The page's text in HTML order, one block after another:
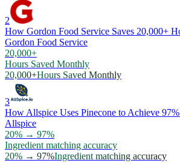
2
How Gordon Food Service Saves 20,000+
Gordon Food Service
20,000+
Hours Saved Monthly
20,000+Hours Saved Monthly
3
How Allspice Uses Pinecone to Achieve
Allspice
20% → 97%
Ingredient matching accuracy
20% → 97%Ingredient matching accuracy